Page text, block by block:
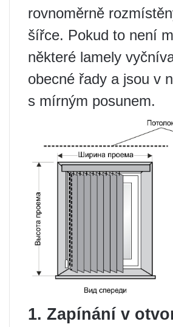
rovnoměrně
šířce. Pokud to není
některé lamely
obecné řady a jsou v
s mírným posunem.
1. Zapínání v